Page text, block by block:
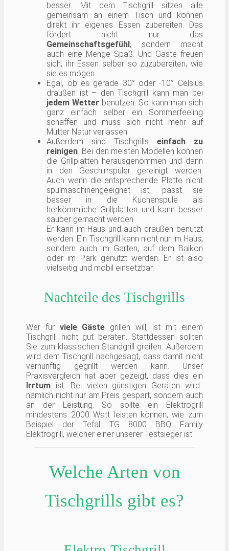
besser. Mit dem Tischgrill sitzen alle
gemeinsam an einem Tisch und können
direkt ihr eigenes Essen zubereiten. Das
fördert nicht nur das
Gemeinschaftsgefühl, sondern macht
auch eine Menge Spaß. Und Gäste freuen
sich, ihr Essen selber so zuzubereiten, wie
sie es mögen.
Egal, ob es gerade 30° oder -10° Celsius
draußen ist – den Tischgrill kann man bei
jedem Wetter benutzen. So kann man sich
ganz einfach selber ein Sommerfeeling
schaffen und muss sich nicht mehr auf
Mutter Natur verlassen.
Außerdem sind Tischgrills einfach zu
reinigen. Bei den meisten Modellen können
die Grillplatten herausgenommen und dann
in den Geschirrspüler gereinigt werden.
Auch wenn die entsprechende Platte nicht
spülmaschinengeeignet ist, passt sie
besser in die Küchenspüle als
herkömmliche Grillplatten und kann besser
sauber gemacht werden.
Er kann im Haus und auch draußen benutzt
werden. Ein Tischgrill kann nicht nur im Haus,
sondern auch im Garten, auf dem Balkon
oder im Park genutzt werden. Er ist also
vielseitig und mobil einsetzbar.
Nachteile des Tischgrills
Wer für viele Gäste grillen will, ist mit einem
Tischgrill nicht gut beraten. Stattdessen sollten
Sie zum klassischen Standgrill greifen. Außerdem
wird dem Tischgrill nachgesagt, dass damit nicht
vernünftig gegrillt werden kann. Unser
Praxisvergleich hat aber gezeigt, dass dies ein
Irrtum ist. Bei vielen günstigen Geräten wird
nämlich nicht nur am Preis gespart, sondern auch
an der Leistung. So sollte ein Elektrogrill
mindestens 2000 Watt leisten können, wie zum
Beispiel der Tefal TG 8000 BBQ Family
Elektrogrill, welcher einer unserer Testsieger ist.
Welche Arten von
Tischgrills gibt es?